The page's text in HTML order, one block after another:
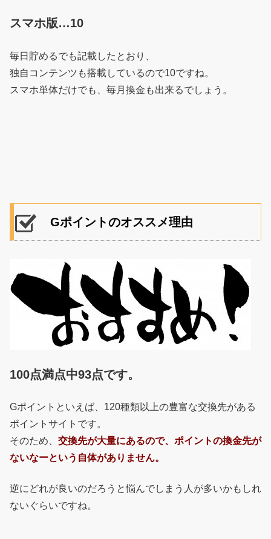
スマホ版…10
毎日貯めるでも記載したとおり、
独自コンテンツも搭載しているので10ですね。
スマホ単体だけでも、毎月換金も出来るでしょう。
Gポイントのオススメ理由
100点満点中93点です。
Gポイントといえば、120種類以上の豊富な交換先がある
ポイントサイトです。
そのため、 交換先が大量にあるので、ポイントの換金先が
ないなーという自体がありません。
逆にどれが良いのだろうと悩んでしまう人が多いかもしれ
ないぐらいですね。